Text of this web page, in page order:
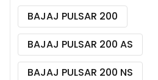
BAJAJ PULSAR 200
BAJAJ PULSAR 200 AS
BAJAJ PULSAR 200 NS